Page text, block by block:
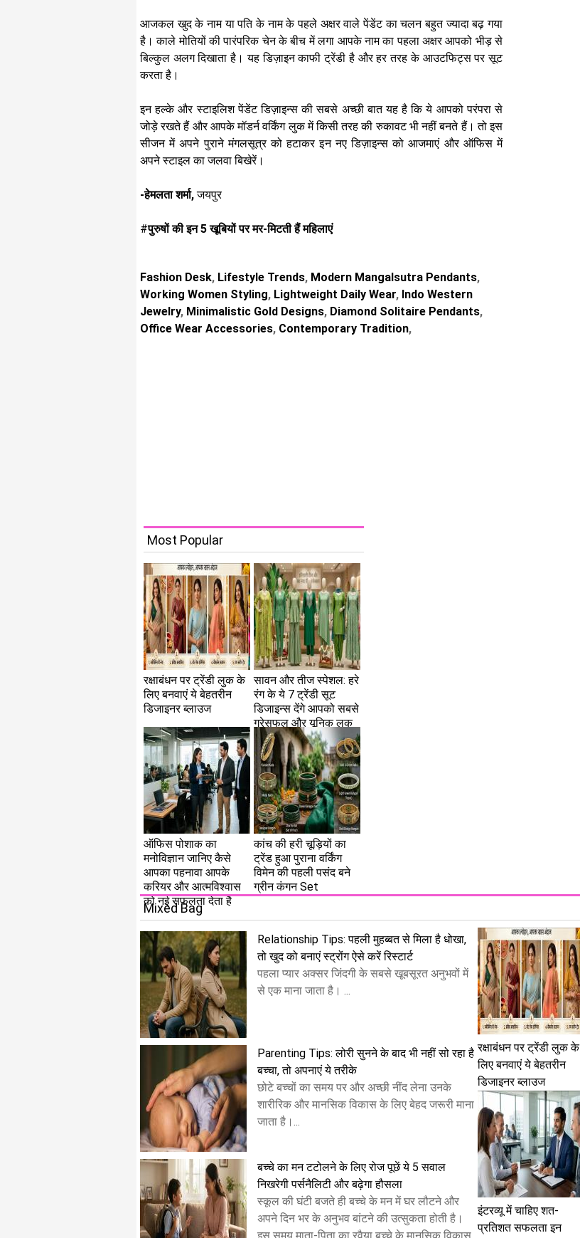
आजकल खुद के नाम या पति के नाम के पहले अक्षर वाले पेंडेंट का चलन बहुत ज्यादा बढ़ गया
है। काले मोतियों की पारंपरिक चेन के बीच में लगा आपके नाम का पहला अक्षर आपको भीड़ से
बिल्कुल अलग दिखाता है। यह डिज़ाइन काफी ट्रेंडी है और हर तरह के आउटफिट्स पर सूट
करता है। ​
इन हल्के और स्टाइलिश पेंडेंट डिज़ाइन्स की सबसे अच्छी बात यह है कि ये आपको परंपरा से
जोड़े रखते हैं और आपके मॉडर्न वर्किंग लुक में किसी तरह की रुकावट भी नहीं बनते हैं। तो इस
सीजन में अपने पुराने मंगलसूत्र को हटाकर इन नए डिज़ाइन्स को आजमाएं और ऑफिस में
अपने स्टाइल का जलवा बिखेरें।
-हेमलता शर्मा,जयपुर
#पुरुषों की इन 5 खूबियों पर मर-मिटती हैं महिलाएं
Fashion Desk, Lifestyle Trends, Modern Mangalsutra Pendants,
Working Women Styling, Lightweight Daily Wear, Indo Western
Jewelry, Minimalistic Gold Designs, Diamond Solitaire Pendants,
Office Wear Accessories, Contemporary Tradition,
Most Popular
रक्षाबंधन पर ट्रेंडी लुक के
लिए बनवाएं ये बेहतरीन
डिजाइनर ब्लाउज
सावन और तीज स्पेशल: हरे
रंग के ये 7 ट्रेंडी सूट
डिजाइन्स देंगे आपको सबसे
ग्रेसफुल और यूनिक लुक
ऑफिस पोशाक का
मनोविज्ञान जानिए कैसे
आपका पहनावा आपके
करियर और आत्मविश्वास
को नई सफलता देता है
कांच की हरी चूड़ियों का
ट्रेंड हुआ पुराना वर्किंग
विमेन की पहली पसंद बने
ग्रीन कंगन Set
Mixed Bag
Relationship Tips: पहली मुहब्बत से मिला है धोखा,
तो खुद को बनाएं स्ट्रोंग ऐसे करें रिस्टार्ट
पहला प्यार अक्सर जिंदगी के सबसे खूबसूरत अनुभवों में
से एक माना जाता है। ...
Parenting Tips: लोरी सुनने के बाद भी नहीं सो रहा है
बच्चा, तो अपनाएं ये तरीके
छोटे बच्चों का समय पर और अच्छी नींद लेना उनके
शारीरिक और मानसिक विकास के लिए बेहद जरूरी माना
जाता है।...
बच्चे का मन टटोलने के लिए रोज पूछें ये 5 सवाल
निखरेगी पर्सनैलिटी और बढ़ेगा हौसला
स्कूल की घंटी बजते ही बच्चे के मन में घर लौटने और
अपने दिन भर के अनुभव बांटने की उत्सुकता होती है।
रक्षाबंधन पर ट्रेंडी लुक के
लिए बनवाएं ये बेहतरीन
डिजाइनर ब्लाउज
इंटरव्यू में चाहिए शत-
प्रतिशत सफलता इन